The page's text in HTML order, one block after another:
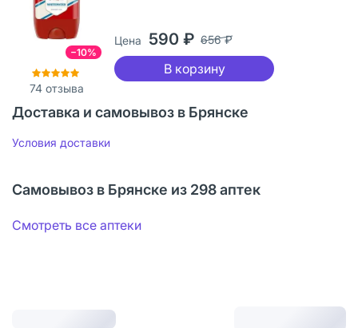
−10%
74 отзыва
Цена 590 ₽ 656 ₽
В корзину
Доставка и самовывоз в Брянске
Условия доставки
Самовывоз в Брянске из 298 аптек
Смотреть все аптеки